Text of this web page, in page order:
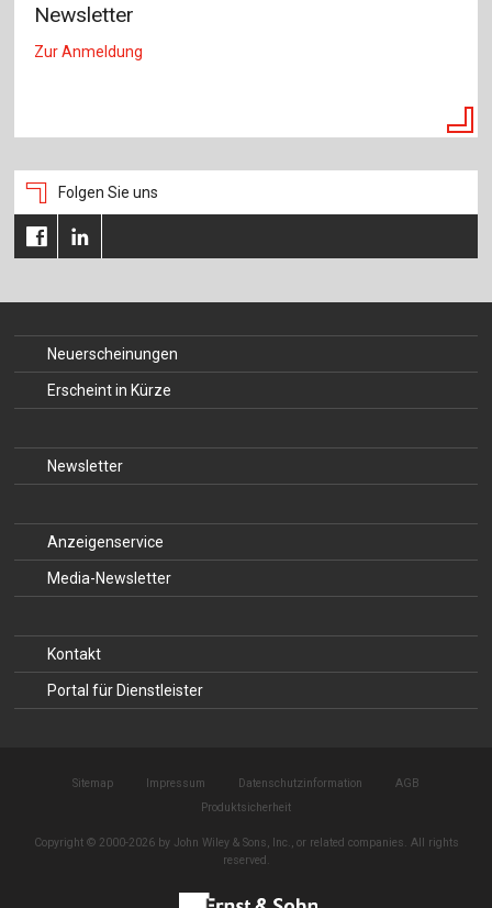
Newsletter
Zur Anmeldung
Folgen Sie uns
Neuerscheinungen
Erscheint in Kürze
Newsletter
Anzeigenservice
Media-Newsletter
Kontakt
Portal für Dienstleister
Sitemap Impressum Datenschutzinformation
AGB
Produktsicherheit
Copyright © 2000-2026 by John Wiley & Sons, Inc., or related companies. All rights
reserved.